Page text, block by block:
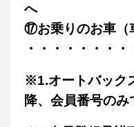
へ
⑰お乗りのお車（
・・・・・・・
※1.オートバック
降、会員番号のみ